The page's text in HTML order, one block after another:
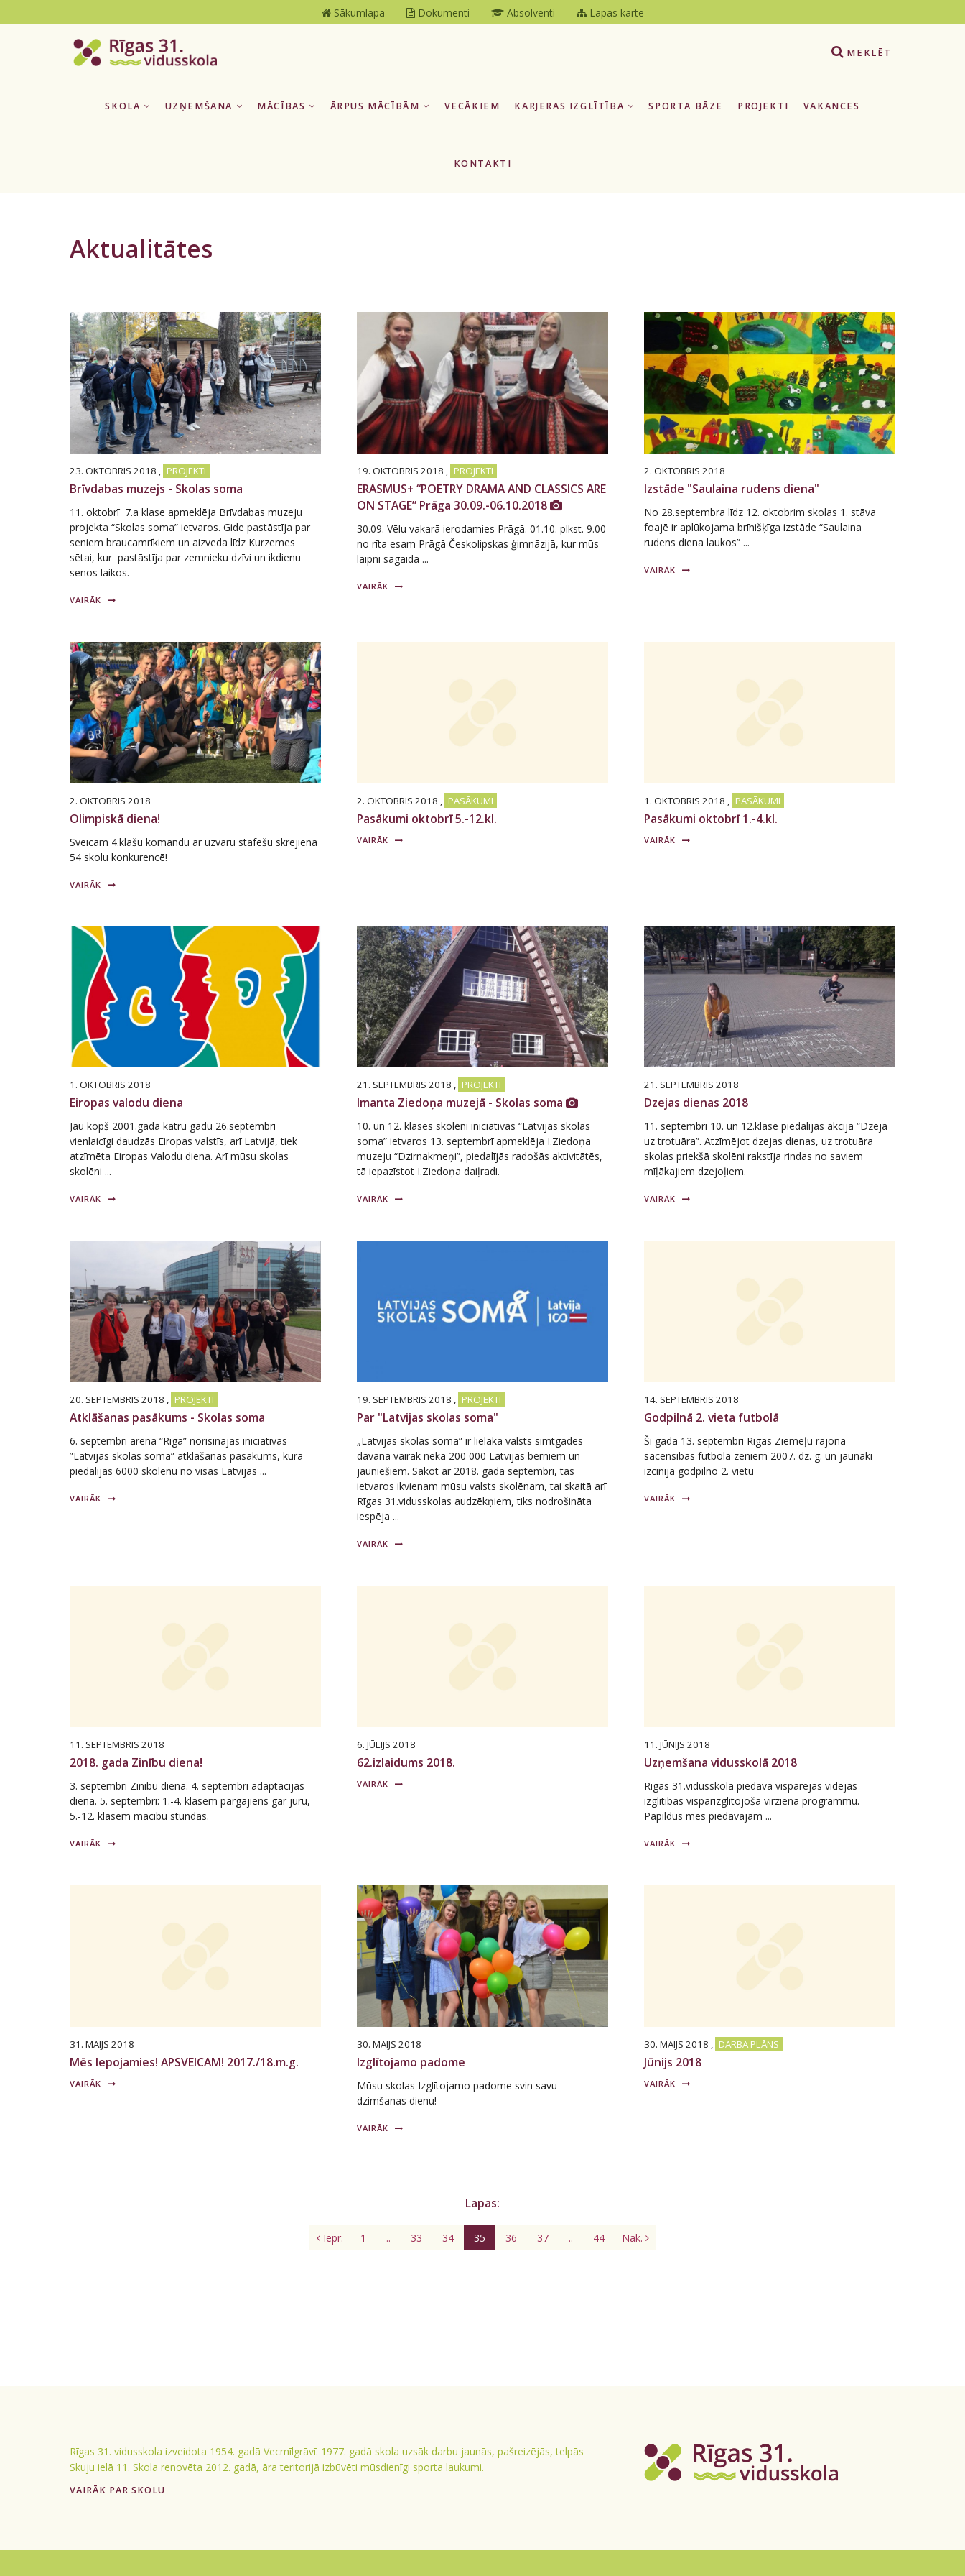
Sākumlapa Dokumenti Absolventi Lapas karte
MEKLĒT
SKOLA UZŅEMŠANA MĀCĪBAS ĀRPUS MĀCĪBĀM VECĀKIEM KARJERAS IZGLĪTĪBA SPORTA BĀZE PROJEKTI VAKANCES
KONTAKTI
Aktualitātes
23. OKTOBRIS 2018 , PROJEKTI
Brīvdabas muzejs - Skolas soma
11. oktobrī 7.a klase apmeklēja Brīvdabas muzeju
projekta “Skolas soma” ietvaros. Gide pastāstīja par
seniem braucamrīkiem un aizveda līdz Kurzemes
sētai, kur pastāstīja par zemnieku dzīvi un ikdienu
senos laikos.
VAIRĀK
19. OKTOBRIS 2018 , PROJEKTI
ERASMUS+ “POETRY DRAMA AND CLASSICS ARE
ON STAGE” Prāga 30.09.-06.10.2018
30.09. Vēlu vakarā ierodamies Prāgā. 01.10. plkst. 9.00
no rīta esam Prāgā Českolipskas ģimnāzijā, kur mūs
laipni sagaida ...
VAIRĀK
2. OKTOBRIS 2018
Izstāde "Saulaina rudens diena"
No 28.septembra līdz 12. oktobrim skolas 1. stāva
foajē ir aplūkojama brīnišķīga izstāde “Saulaina
rudens diena laukos” ...
VAIRĀK
2. OKTOBRIS 2018
Olimpiskā diena!
Sveicam 4.klašu komandu ar uzvaru stafešu skrējienā
54 skolu konkurencē!
VAIRĀK
2. OKTOBRIS 2018 , PASĀKUMI
Pasākumi oktobrī 5.-12.kl.
VAIRĀK
1. OKTOBRIS 2018 , PASĀKUMI
Pasākumi oktobrī 1.-4.kl.
VAIRĀK
1. OKTOBRIS 2018
Eiropas valodu diena
Jau kopš 2001.gada katru gadu 26.septembrī
vienlaicīgi daudzās Eiropas valstīs, arī Latvijā, tiek
atzīmēta Eiropas Valodu diena. Arī mūsu skolas
skolēni ...
VAIRĀK
21. SEPTEMBRIS 2018 , PROJEKTI
Imanta Ziedoņa muzejā - Skolas soma
10. un 12. klases skolēni iniciatīvas “Latvijas skolas
soma” ietvaros 13. septembrī apmeklēja I.Ziedoņa
muzeju “Dzirnakmeņi”, piedalījās radošās aktivitātēs,
tā iepazīstot I.Ziedoņa daiļradi.
VAIRĀK
21. SEPTEMBRIS 2018
Dzejas dienas 2018
11. septembrī 10. un 12.klase piedalījās akcijā “Dzeja
uz trotuāra”. Atzīmējot dzejas dienas, uz trotuāra
skolas priekšā skolēni rakstīja rindas no saviem
mīļākajiem dzejoļiem.
VAIRĀK
20. SEPTEMBRIS 2018 , PROJEKTI
Atklāšanas pasākums - Skolas soma
6. septembrī arēnā “Rīga” norisinājās iniciatīvas
”Latvijas skolas soma” atklāšanas pasākums, kurā
piedalījās 6000 skolēnu no visas Latvijas ...
VAIRĀK
19. SEPTEMBRIS 2018 , PROJEKTI
Par "Latvijas skolas soma"
„Latvijas skolas soma” ir lielākā valsts simtgades
dāvana vairāk nekā 200 000 Latvijas bērniem un
jauniešiem. Sākot ar 2018. gada septembri, tās
ietvaros ikvienam mūsu valsts skolēnam, tai skaitā arī
Rīgas 31.vidusskolas audzēkņiem, tiks nodrošināta
iespēja ...
VAIRĀK
14. SEPTEMBRIS 2018
Godpilnā 2. vieta futbolā
Šī gada 13. septembrī Rīgas Ziemeļu rajona
sacensībās futbolā zēniem 2007. dz. g. un jaunāki
izcīnīja godpilno 2. vietu
VAIRĀK
11. SEPTEMBRIS 2018
2018. gada Zinību diena!
3. septembrī Zinību diena. 4. septembrī adaptācijas
diena. 5. septembrī: 1.-4. klasēm pārgājiens gar jūru,
5.-12. klasēm mācību stundas.
VAIRĀK
6. JŪLIJS 2018
62.izlaidums 2018.
VAIRĀK
11. JŪNIJS 2018
Uzņemšana vidusskolā 2018
Rīgas 31.vidusskola piedāvā vispārējās vidējās
izglītības vispārizglītojošā virziena programmu.
Papildus mēs piedāvājam ...
VAIRĀK
31. MAIJS 2018
Mēs lepojamies! APSVEICAM! 2017./18.m.g.
VAIRĀK
30. MAIJS 2018
Izglītojamo padome
Mūsu skolas Izglītojamo padome svin savu
dzimšanas dienu!
VAIRĀK
30. MAIJS 2018 , DARBA PLĀNS
Jūnijs 2018
VAIRĀK
Lapas:
Iepr. 1 .. 33 34 35 36 37 .. 44 Nāk.
Rīgas 31. vidusskola izveidota 1954. gadā Vecmīlgrāvī. 1977. gadā skola uzsāk darbu jaunās, pašreizējās, telpās
Skuju ielā 11. Skola renovēta 2012. gadā, āra teritorijā izbūvēti mūsdienīgi sporta laukumi.
VAIRĀK PAR SKOLU